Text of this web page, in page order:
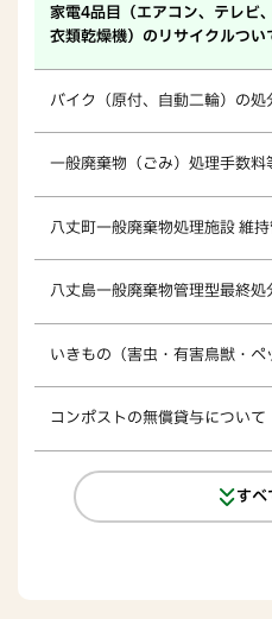
家電4品目（エアコン、テレビ
衣類乾燥機）のリサイクルつい
バイク（原付、自動二輪）の処
一般廃棄物（ごみ）処理手数料
八丈町一般廃棄物処理施設 維
八丈島一般廃棄物管理型最終処
いきもの（害虫・有害鳥獣・ペ
コンポストの無償貸与について
すべ